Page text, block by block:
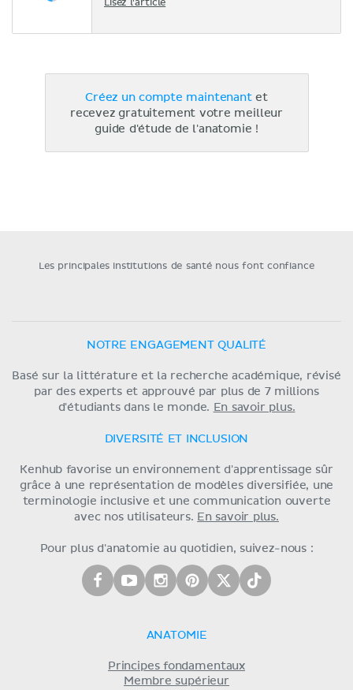
Lisez l'article
Créez un compte maintenantet
recevez gratuitement votre meilleur
guide d'étude de l'anatomie !
Les principales institutions de santé nous font confiance
NOTRE ENGAGEMENT QUALITÉ
Basé sur la littérature et la recherche académique, révisé
par des experts et approuvé par plus de 7 millions
d'étudiants dans le monde. En savoir plus.
DIVERSITÉ ET INCLUSION
Kenhub favorise un environnement d'apprentissage sûr
grâce à une représentation de modèles diversifiée, une
terminologie inclusive et une communication ouverte
avec nos utilisateurs. En savoir plus.
Pour plus d'anatomie au quotidien, suivez-nous :
ANATOMIE
Principes fondamentaux
Membre supérieur